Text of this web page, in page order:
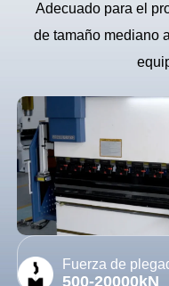
Adecuado para el
de tamaño mediano
Fuerza de
500-20000kN